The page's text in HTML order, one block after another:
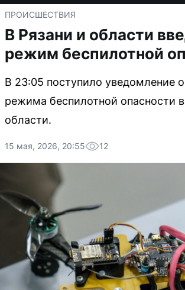
ПРОИСШЕСТВИЯ
В Рязани и области
режим беспилотной
В 23:05 поступило уведомление
режима беспилотной опасности
области.
15 мая, 2026, 20:55 12